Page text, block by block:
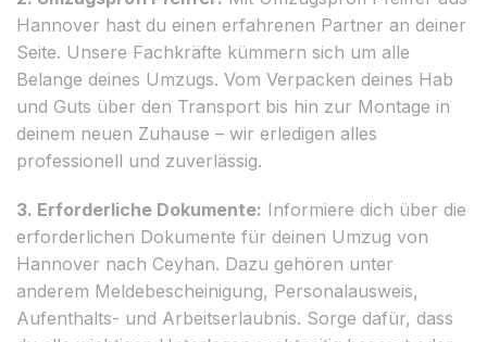
Hannover hast du einen erfahrenen Partner an deiner
Seite. Unsere Fachkräfte kümmern sich um alle
Belange deines Umzugs. Vom Verpacken deines Hab
und Guts über den Transport bis hin zur Montage in
deinem neuen Zuhause – wir erledigen alles
professionell und zuverlässig.
3. Erforderliche Dokumente: Informiere dich über die
erforderlichen Dokumente für deinen Umzug von
Hannover nach Ceyhan. Dazu gehören unter
anderem Meldebescheinigung, Personalausweis,
Aufenthalts- und Arbeitserlaubnis. Sorge dafür, dass